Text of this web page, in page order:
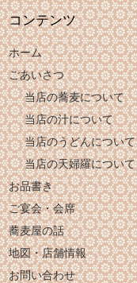
コンテンツ
ホーム
ごあいさつ
当店の蕎麦について
当店の汁について
当店のうどんについて
当店の天婦羅について
お品書き
ご宴会・会席
蕎麦屋の話
地図・店舗情報
お問い合わせ